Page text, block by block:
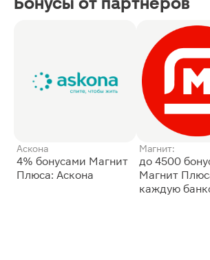
Аскона
4% бонусами Магнит
Плюса: Аскона
Магнит:
до 4500
Магнит
каждую